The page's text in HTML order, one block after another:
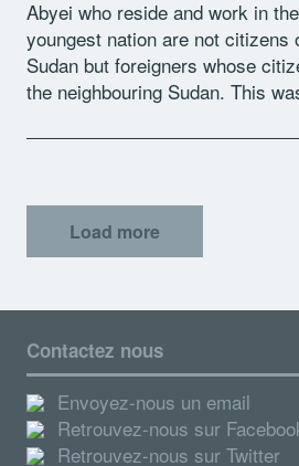
Abyei who reside and work in
youngest nation are not citizens
Sudan but foreigners whose
the neighbouring Sudan. This
Load more
Contactez nous
Envoyez-nous un email
Retrouvez-nous sur
Retrouvez-nous sur Twitter